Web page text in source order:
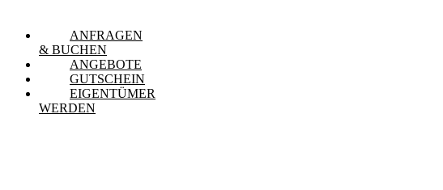
ANFRAGEN
& BUCHEN
ANGEBOTE
GUTSCHEIN
EIGENTÜMER
WERDEN